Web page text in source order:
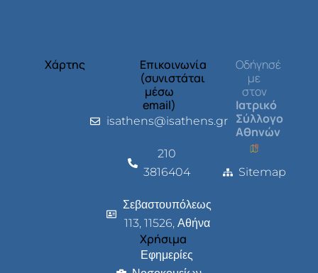
Χάρτης
Επικοινωνία
(συνιστάται
μέσω
email)
isathens@isathens.gr
210
3816404
Σεβαστουπόλεως
113, 11526, Αθήνα
Χρήσιμα
Εφημερίες
Οδήγησέ
με
στον
Ιατρικό
Σύλλογο
Αθηνών
Sitemap